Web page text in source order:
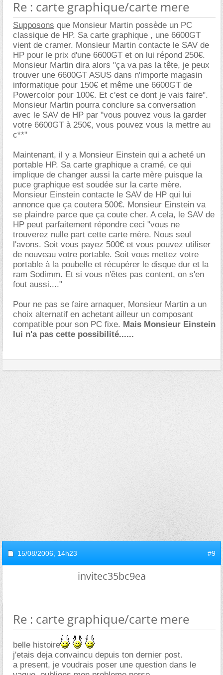
Re : carte graphique/carte mere
Supposons que Monsieur Martin possède un PC
classique de HP. Sa carte graphique , une 6600GT
vient de cramer. Monsieur Martin contacte le SAV de
HP pour le prix d'une 6600GT et on lui répond 250€.
Monsieur Martin dira alors "ça va pas la tête, je peux
trouver une 6600GT ASUS dans n'importe magasin
informatique pour 150€ et même une 6600GT de
Powercolor pour 100€. Et c'est ce dont je vais faire".
Monsieur Martin pourra conclure sa conversation
avec le SAV de HP par "vous pouvez vous la garder
votre 6600GT à 250€, vous pouvez vous la mettre au
c**"
Maintenant, il y a Monsieur Einstein qui a acheté un
portable HP. Sa carte graphique a cramé, ce qui
implique de changer aussi la carte mère puisque la
puce graphique est soudée sur la carte mère.
Monsieur Einstein contacte le SAV de HP qui lui
annonce que ça coutera 500€. Monsieur Einstein va
se plaindre parce que ça coute cher. A cela, le SAV de
HP peut parfaitement répondre ceci "vous ne
trouverez nulle part cette carte mère. Nous seul
l'avons. Soit vous payez 500€ et vous pouvez utiliser
de nouveau votre portable. Soit vous mettez votre
portable à la poubelle et récupérer le disque dur et la
ram Sodimm. Et si vous n'êtes pas content, on s'en
fout aussi...."
Pour ne pas se faire arnaquer, Monsieur Martin a un
choix alternatif en achetant ailleur un composant
compatible pour son PC fixe. Mais Monsieur Einstein
lui n'a pas cette possibilité......
15/08/2006, 14h23 #9
invitec35bc9ea
Re : carte graphique/carte mere
belle histoire
j'etais deja convaincu depuis ton dernier post.
a present, je voudrais poser une question dans le